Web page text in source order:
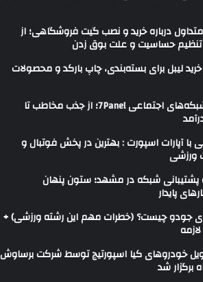
درباره خرید و نصب گیت فروشگاهی؛ از
حساسیت و علت بوق زدن
لیبل برای بسته‌بندی، چاپ بارکد و محصولات
خدمات شبکه‌های اجتماعی 7Panel؛ از جذب مخاطب تا
با آپارات اسپورت : بهترین در پخش فوتبال و
ورزشی
شبکه در مشهد؛ ستون پنهان
پایدار
جودو چیست؟ (خطرات مهم این رشته ورزشی) +
خودروهای کیا اسپورتیج توسط شرکت برساوش
برگزار شد